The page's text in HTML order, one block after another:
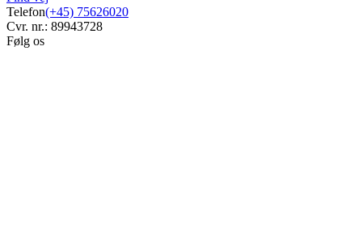
Telefon(+45) 75626020
Cvr. nr.: 89943728
Følg os